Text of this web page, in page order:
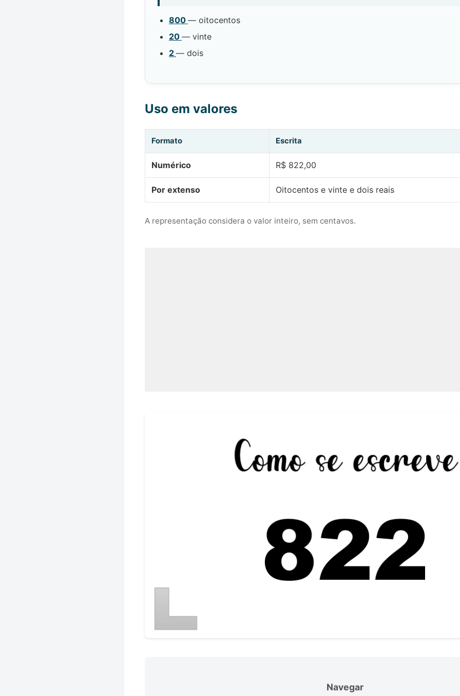
800 — oitocentos
20 — vinte
2 — dois
Uso em valores
Formato Escrita
Numérico R$ 822,00
Por extenso Oitocentos e vinte e dois reais
A representação considera o valor inteiro, sem centavos.
Navegar